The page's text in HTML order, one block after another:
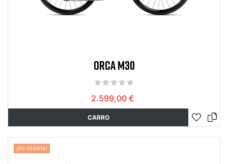
ORCA M30
2.599,00 €
CARRO
¡EN OFERTA!